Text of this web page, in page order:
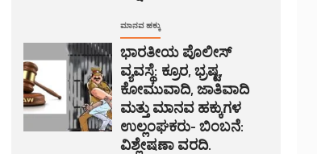
ಮಾನವ ಹಕ್ಕು
ಭಾರತೀಯ ಪೊಲೀಸ್
ವ್ಯವಸ್ಥೆ: ಕ್ರೂರ, ಭ್ರಷ್ಟ,
ಕೋಮುವಾದಿ, ಜಾತಿವಾದಿ
ಮತ್ತು ಮಾನವ ಹಕ್ಕುಗಳ
ಉಲ್ಲಂಘಕರು- ಬಿಂಬನೆ:
ವಿಶ್ಲೇಷಣಾ ವರದಿ.